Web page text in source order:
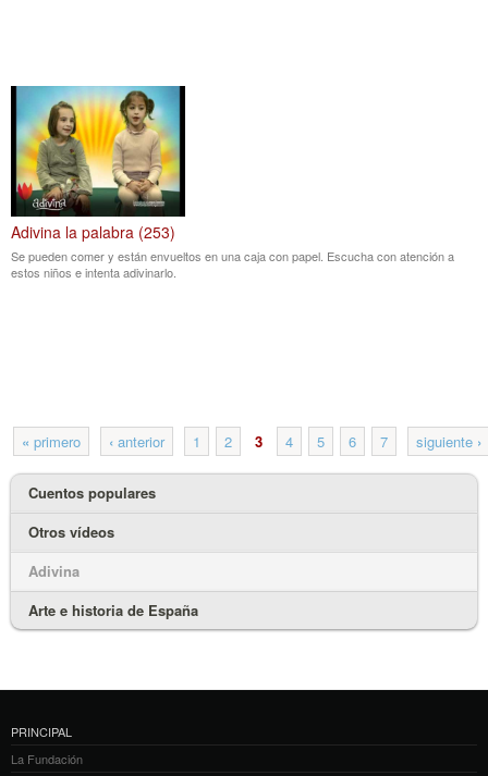
Adivina la palabra (253)
Se pueden comer y están envueltos en una caja con papel. Escucha con atención a
estos niños e intenta adivinarlo.
« primero ‹ anterior 1 2 3 4 5 6 7 siguiente ›
Cuentos populares
Otros vídeos
Adivina
Arte e historia de España
PRINCIPAL
La Fundación